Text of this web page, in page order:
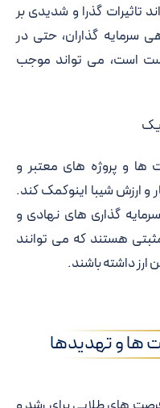
تاثیرات گذرا و شدیدی بر
سرمایه گذاران، حتی در
است، می تواند موجب
ها و پروژه های معتبر و
و ارزش شیبا اینوکمک کند.
گذاری های نهادی و
هستند که می توانند
داشته باشند.
ها و تهدیدها